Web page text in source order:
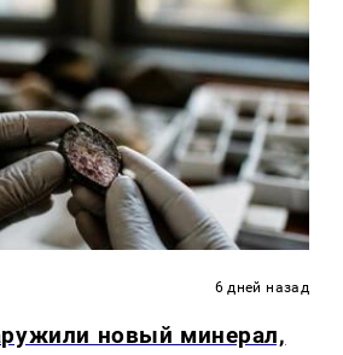
6 дней назад
новый минерал,